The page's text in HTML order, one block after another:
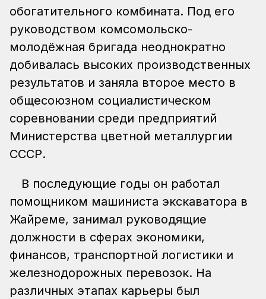
обогатительного комбината. Под его
руководством комсомольско-
молодёжная бригада неоднократно
добивалась высоких производственных
результатов и заняла второе место в
общесоюзном социалистическом
соревновании среди предприятий
Министерства цветной металлургии
СССР.
В последующие годы он работал
помощником машиниста экскаватора в
Жайреме, занимал руководящие
должности в сферах экономики,
финансов, транспортной логистики и
железнодорожных перевозок. На
различных этапах карьеры был